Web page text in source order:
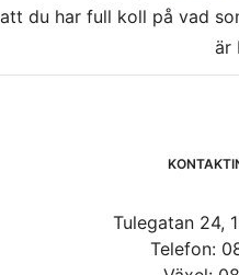
att du har full koll på vad
är
Tulegatan 24,
Telefon: